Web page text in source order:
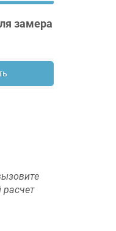
замера
расчет